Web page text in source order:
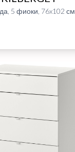
5 фиоки, 76x102 см